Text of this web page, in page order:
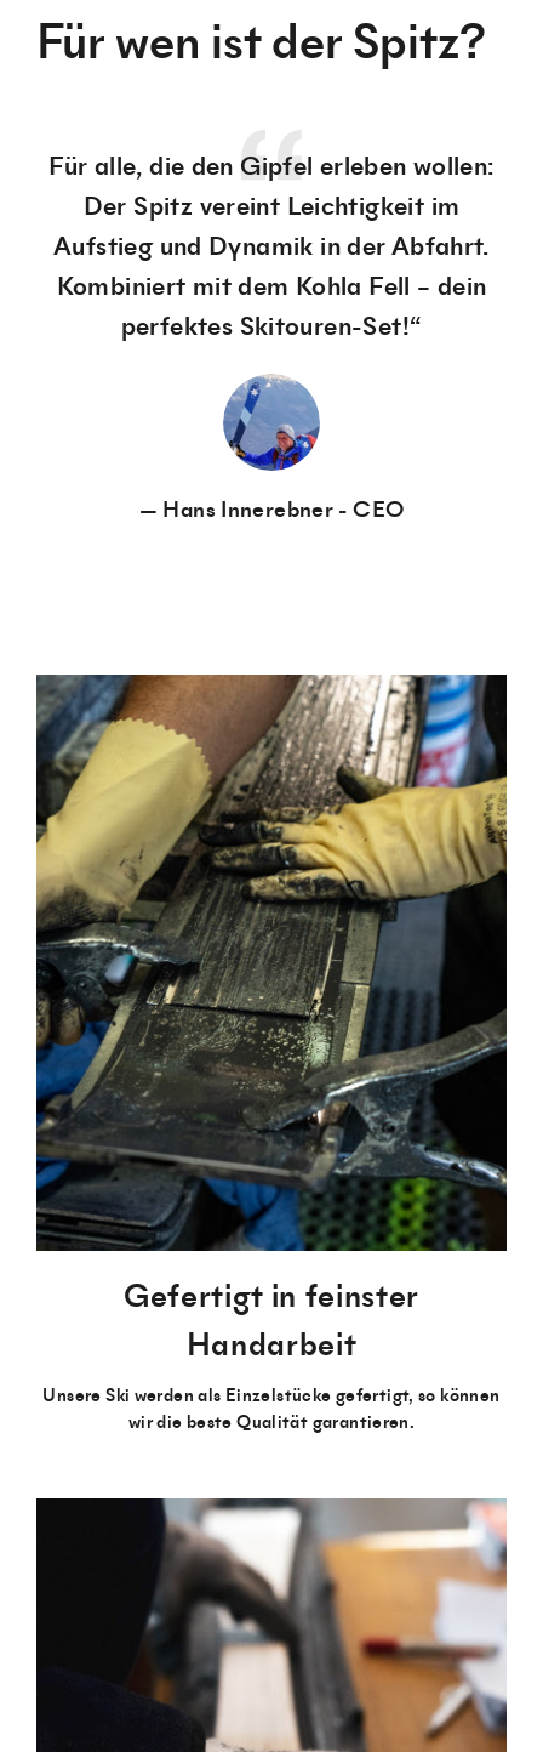
Für wen ist der Spitz?
Für alle, die den Gipfel erleben wollen:
Der Spitz vereint Leichtigkeit im
Aufstieg und Dynamik in der Abfahrt.
Kombiniert mit dem Kohla Fell – dein
perfektes Skitouren-Set!“
Hans Innerebner - CEO
Gefertigt in feinster
Handarbeit
Unsere Ski werden als Einzelstücke gefertigt, so können
wir die beste Qualität garantieren.